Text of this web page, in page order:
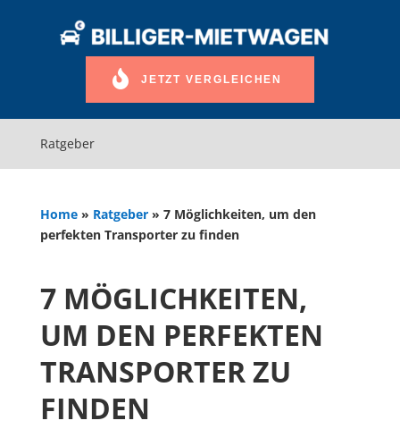
JETZT VERGLEICHEN
Ratgeber
Home» Ratgeber» 7 Möglichkeiten, um den
perfekten Transporter zu finden
7 MÖGLICHKEITEN,
UM DEN PERFEKTEN
TRANSPORTER ZU
FINDEN